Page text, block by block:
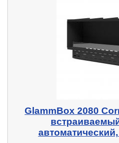
GlammBox 2080